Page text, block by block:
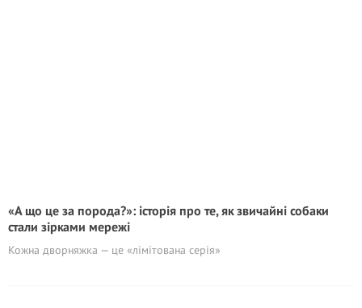
«А що це за порода?»: історія про те, як звичайні собаки
стали зірками мережі
Кожна дворняжка — це «лімітована серія»